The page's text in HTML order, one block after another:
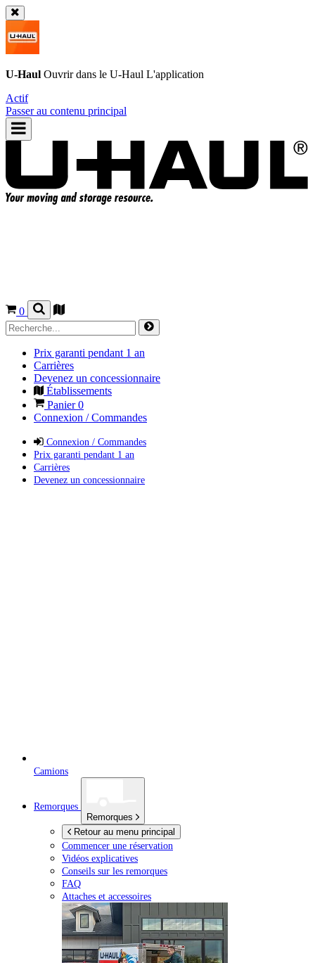
U-Haul Ouvrir dans le U-Haul L'application
Actif
Passer au contenu principal
0
Prix garanti pendant 1 an
Carrières
Devenez un concessionnaire
Établissements
Panier0
Connexion / Commandes
Connexion / Commandes
Prix garanti pendant 1 an
Carrières
Devenez un concessionnaire
Camions
Remorques
Remorques
Retour au menu principal
Commencer une réservation
Vidéos explicatives
Conseils sur les remorques
FAQ
Attaches et accessoires